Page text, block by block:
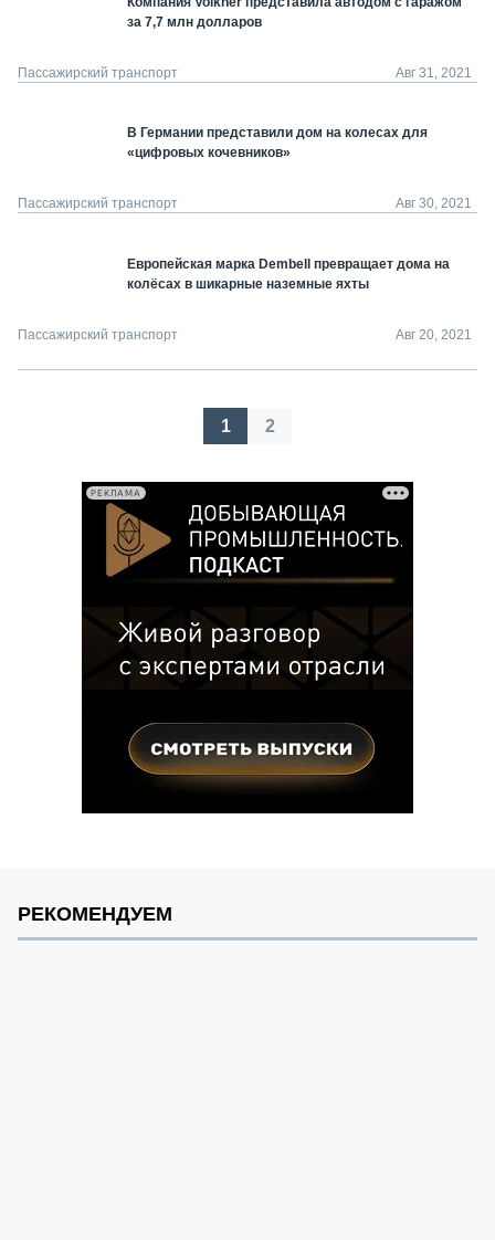
за 7,7 млн долларов
Пассажирский транспорт Авг 31, 2021
В Германии представили дом на колесах для
«цифровых кочевников»
Пассажирский транспорт Авг 30, 2021
Европейская марка Dembell превращает дома на
колёсах в шикарные наземные яхты
Пассажирский транспорт Авг 20, 2021
Пагинация
1 2
РЕКЛАМА
РЕКОМЕНДУЕМ